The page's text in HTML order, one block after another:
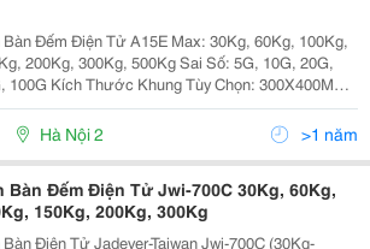
Đếm Điện Tử A15E Max: 30Kg, 60Kg, 100Kg,
300Kg, 500Kg Sai Số: 5G, 10G, 20G,
Tùy Chọn: 300X400Mm,
420X520Mm, 450X600Mm, 500X600Mm -
Hình Hiển Thị: Led Đỏ, 3 Màn Hình Hiển Thị
Hà Nội 2 >1 năm
Bàn Đếm Điện Tử Jwi-700C 30Kg, 60Kg,
150Kg, 200Kg, 300Kg
Tử Jadever-Taiwan Jwi-700C (30Kg-